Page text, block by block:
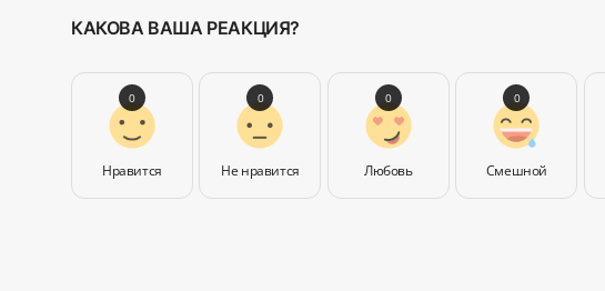
КАКОВА ВАША РЕАКЦИЯ?
Нравится
0
Не нравится
0
Любовь
0
Смешной
0